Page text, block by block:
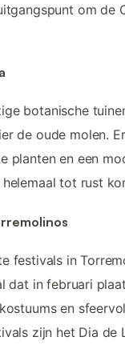
om de
botanische
de oude molen.
planten en een
tot rust
festivals in
dat in februari
en
zijn het Dia de